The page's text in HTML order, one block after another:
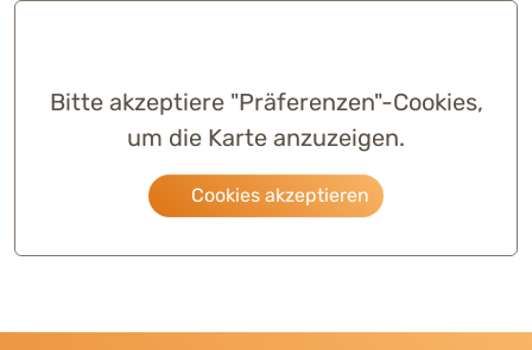
Bitte akzeptiere "Präferenzen"-Cookies,
um die Karte anzuzeigen.
Cookies akzeptieren